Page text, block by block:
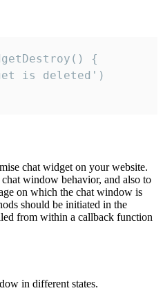
{
is deleted')
chat widget on your website.
window behavior, and also to
on which the chat window is
should be initiated in the
from within a callback function
in different states.